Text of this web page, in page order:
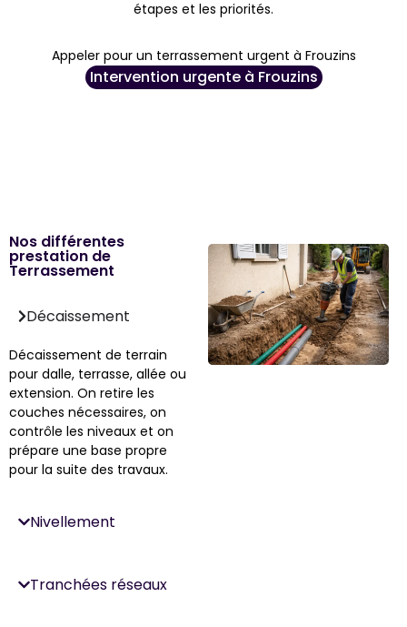
étapes et les priorités.
Appeler pour un terrassement urgent à Frouzins
Intervention urgente à Frouzins
Nos différentes
prestation de
Terrassement
Décaissement
Décaissement de terrain
pour dalle, terrasse, allée ou
extension. On retire les
couches nécessaires, on
contrôle les niveaux et on
prépare une base propre
pour la suite des travaux.
Nivellement
Tranchées réseaux